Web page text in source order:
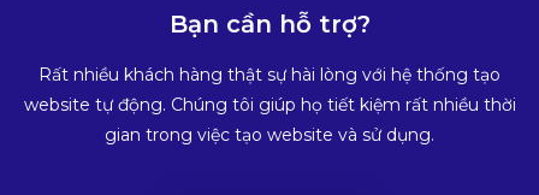
Bạn cần hỗ trợ?
Rất nhiều khách hàng thật sự hài lòng với hệ thống tạo
website tự động. Chúng tôi giúp họ tiết kiệm rất nhiều thời
gian trong việc tạo website và sử dụng.